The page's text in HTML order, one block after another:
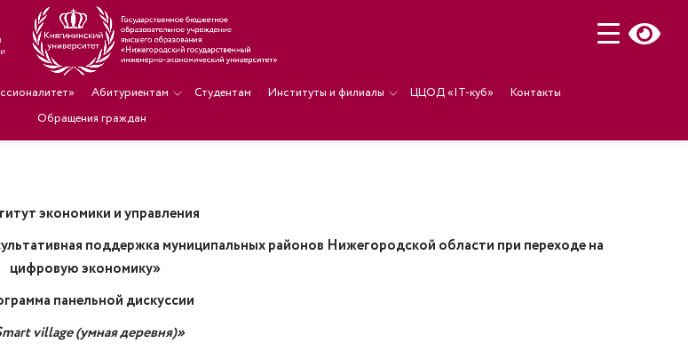
Абитуриентам Студентам Институты и филиалы ЦЦОД «IT-куб»
Контакты
Обращения граждан
экономики и управления
поддержка муниципальных районов Нижегородской области при переходе на
цифровую экономику»
панельной дискуссии
village (умная деревня)»